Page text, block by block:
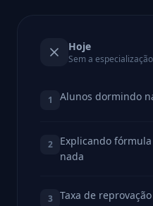
Hoje
Sem a especialização
1 Alunos dormindo
2
Explicando
nada
3 Taxa de